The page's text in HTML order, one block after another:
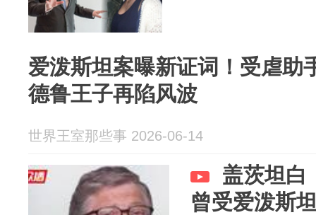
爱泼斯坦案曝新证词！受虐助
德鲁王子再陷风波
世界王室那些事 2026-06-14
盖茨坦白
曾受爱泼斯